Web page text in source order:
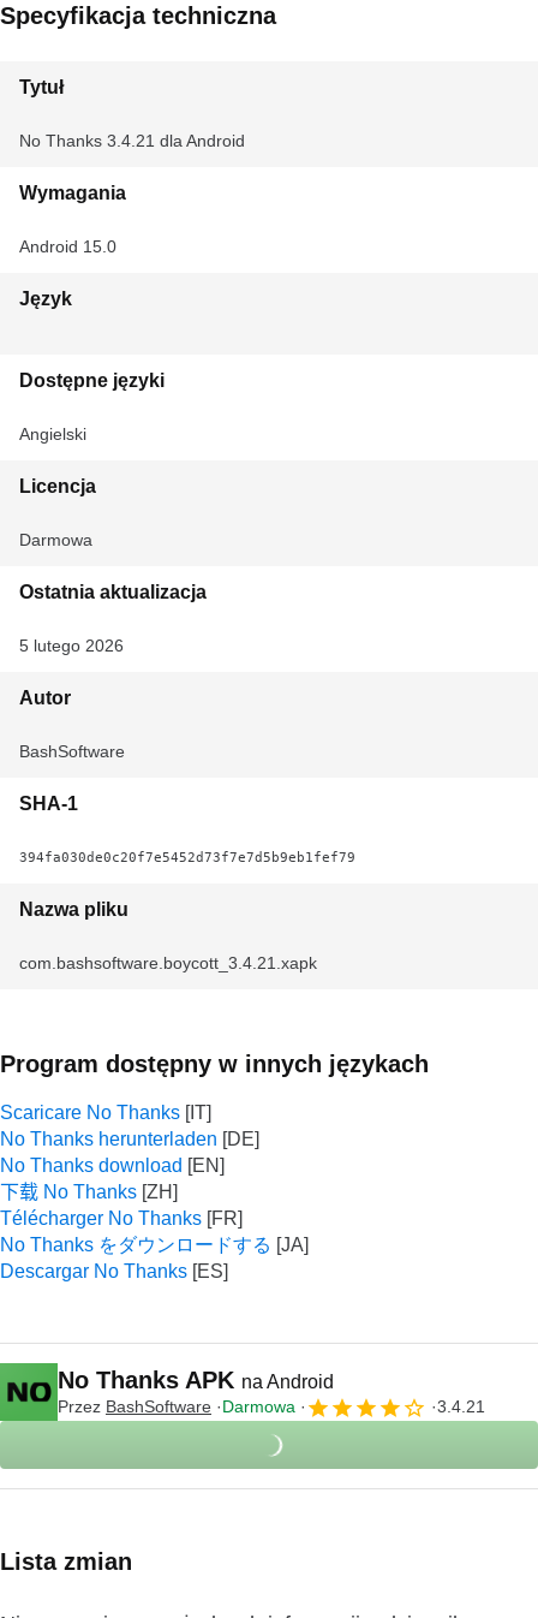
Specyfikacja techniczna
Tytuł
No Thanks 3.4.21 dla Android
Wymagania
Android 15.0
Język
Dostępne języki
Angielski
Licencja
Darmowa
Ostatnia aktualizacja
5 lutego 2026
Autor
BashSoftware
SHA-1
394fa030de0c20f7e5452d73f7e7d5b9eb1fef79
Nazwa pliku
com.bashsoftware.boycott_3.4.21.xapk
Program dostępny w innych językach
Scaricare No Thanks
No Thanks herunterladen
No Thanks download
下载 No Thanks
Télécharger No Thanks
No Thanks をダウンロードする
Descargar No Thanks
No Thanks APK na Android
Przez BashSoftware Darmowa 3.4.21
Lista zmian